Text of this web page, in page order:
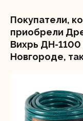
твердых частиц
выходного
быстрое и
выполнения
воды, и подойдет
так и для
Покупатели,
приобрели
Вихрь ДН-
Новгороде,